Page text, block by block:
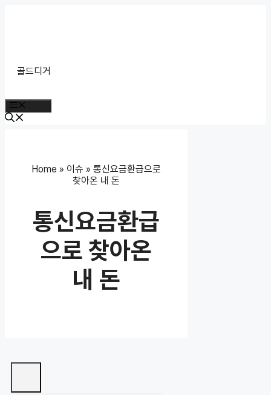
골드디거
Home » 이슈 »통신요금환급으로
찾아온 내 돈
통신요금환급
으로 찾아온
내 돈